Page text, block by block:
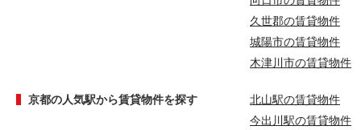
久世郡の賃貸物件
城陽市の賃貸物件
木津川市の賃貸物件
京都の人気駅から賃貸物件を探す
北山駅の賃貸物件
今出川駅の賃貸物件